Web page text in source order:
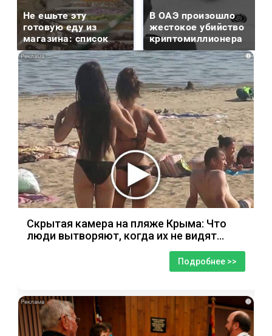
Не ешьте эту
готовую еду из
магазина: список
В ОАЭ произошло
жестокое убийство
криптомиллионера
i
Скрытая камера на пляже Крыма: Что
люди вытворяют, когда их не видят...
Подробнее >>
i